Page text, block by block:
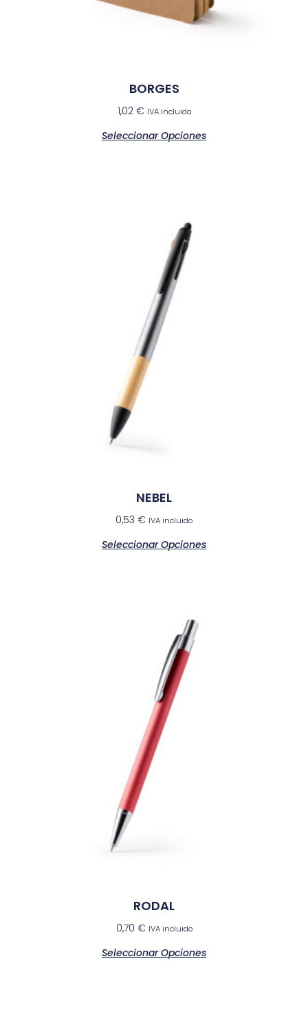
BORGES
1,02 € IVA incluido
Seleccionar Opciones
NEBEL
0,53 € IVA incluido
Seleccionar Opciones
RODAL
0,70 € IVA incluido
Seleccionar Opciones